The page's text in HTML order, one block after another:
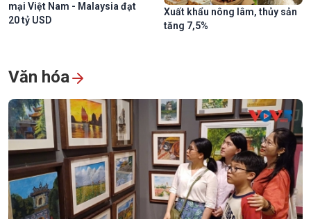
mại Việt Nam - Malaysia đạt
20 tỷ USD
Xuất khẩu nông lâm, thủy sản
tăng 7,5%
Văn hóa